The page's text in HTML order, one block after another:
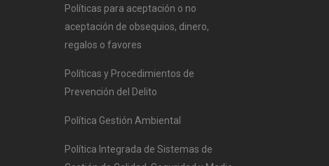
Políticas para aceptación o no
aceptación de obsequios, dinero,
regalos o favores
Políticas y Procedimientos de
Prevención del Delito
Política Gestión Ambiental
Política Integrada de Sistemas de